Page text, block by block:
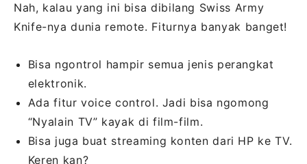
Nah, kalau yang ini bisa dibilang Swiss Army
Knife-nya dunia remote. Fiturnya banyak banget!
Bisa ngontrol hampir semua jenis perangkat
elektronik.
Ada fitur voice control. Jadi bisa ngomong
“Nyalain TV” kayak di film-film.
Bisa juga buat streaming konten dari HP ke TV.
Keren kan?